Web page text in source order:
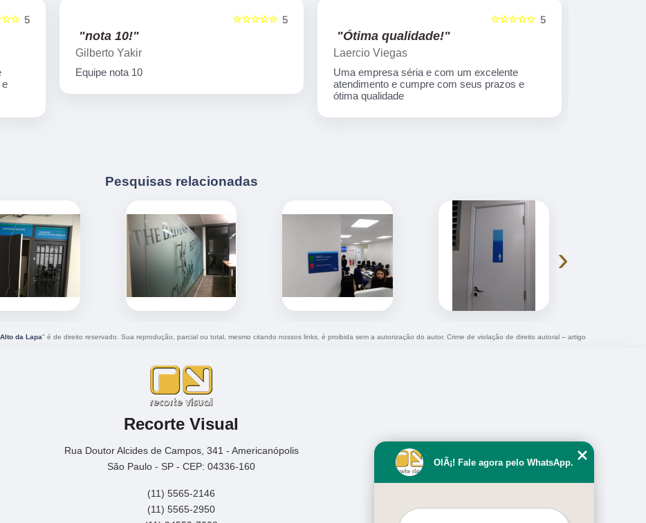
5
e
5
☆☆☆☆☆
"nota 10!"
Gilberto Yakir
Equipe nota 10
5
☆☆☆☆☆
"Ótima qualidade!"
Laercio Viegas
Uma empresa séria e com um excelente
atendimento e cumpre com seus prazos e
ótima qualidade
Pesquisas relacionadas
›
da Lapa" é de direito reservado. Sua reprodução, parcial ou total, mesmo citando nossos links, é proibida sem a autorização do autor. Crime de violação de direito autoral – artigo
Recorte Visual
Rua Doutor Alcides de Campos, 341 - Americanópolis
São Paulo - SP - CEP: 04336-160
(11) 5565-2146
(11) 5565-2950
OlÃ¡! Fale agora pelo WhatsApp.